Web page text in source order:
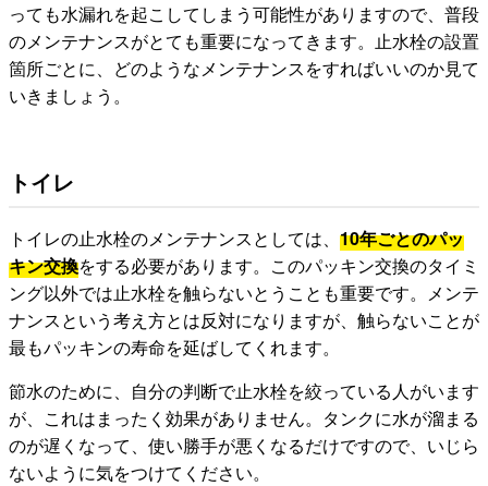
っても水漏れを起こしてしまう可能性がありますので、普段
のメンテナンスがとても重要になってきます。止水栓の設置
箇所ごとに、どのようなメンテナンスをすればいいのか見て
いきましょう。
トイレ
トイレの止水栓のメンテナンスとしては、 10年ごとのパッ
キン交換をする必要があります。このパッキン交換のタイミ
ング以外では止水栓を触らないとうことも重要です。メンテ
ナンスという考え方とは反対になりますが、触らないことが
最もパッキンの寿命を延ばしてくれます。
節水のために、自分の判断で止水栓を絞っている人がいます
が、これはまったく効果がありません。タンクに水が溜まる
のが遅くなって、使い勝手が悪くなるだけですので、いじら
ないように気をつけてください。